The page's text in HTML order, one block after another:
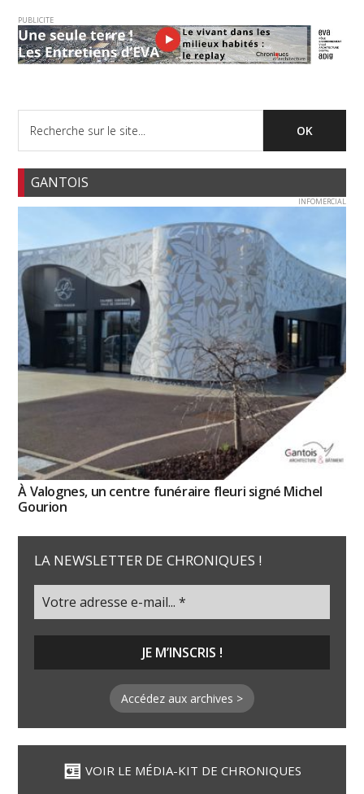
PUBLICITE
GANTOIS
INFOMERCIAL
À Valognes, un centre funéraire fleuri signé Michel
Gourion
LA NEWSLETTER DE CHRONIQUES !
Accédez aux archives >
VOIR LE MÉDIA-KIT DE CHRONIQUES